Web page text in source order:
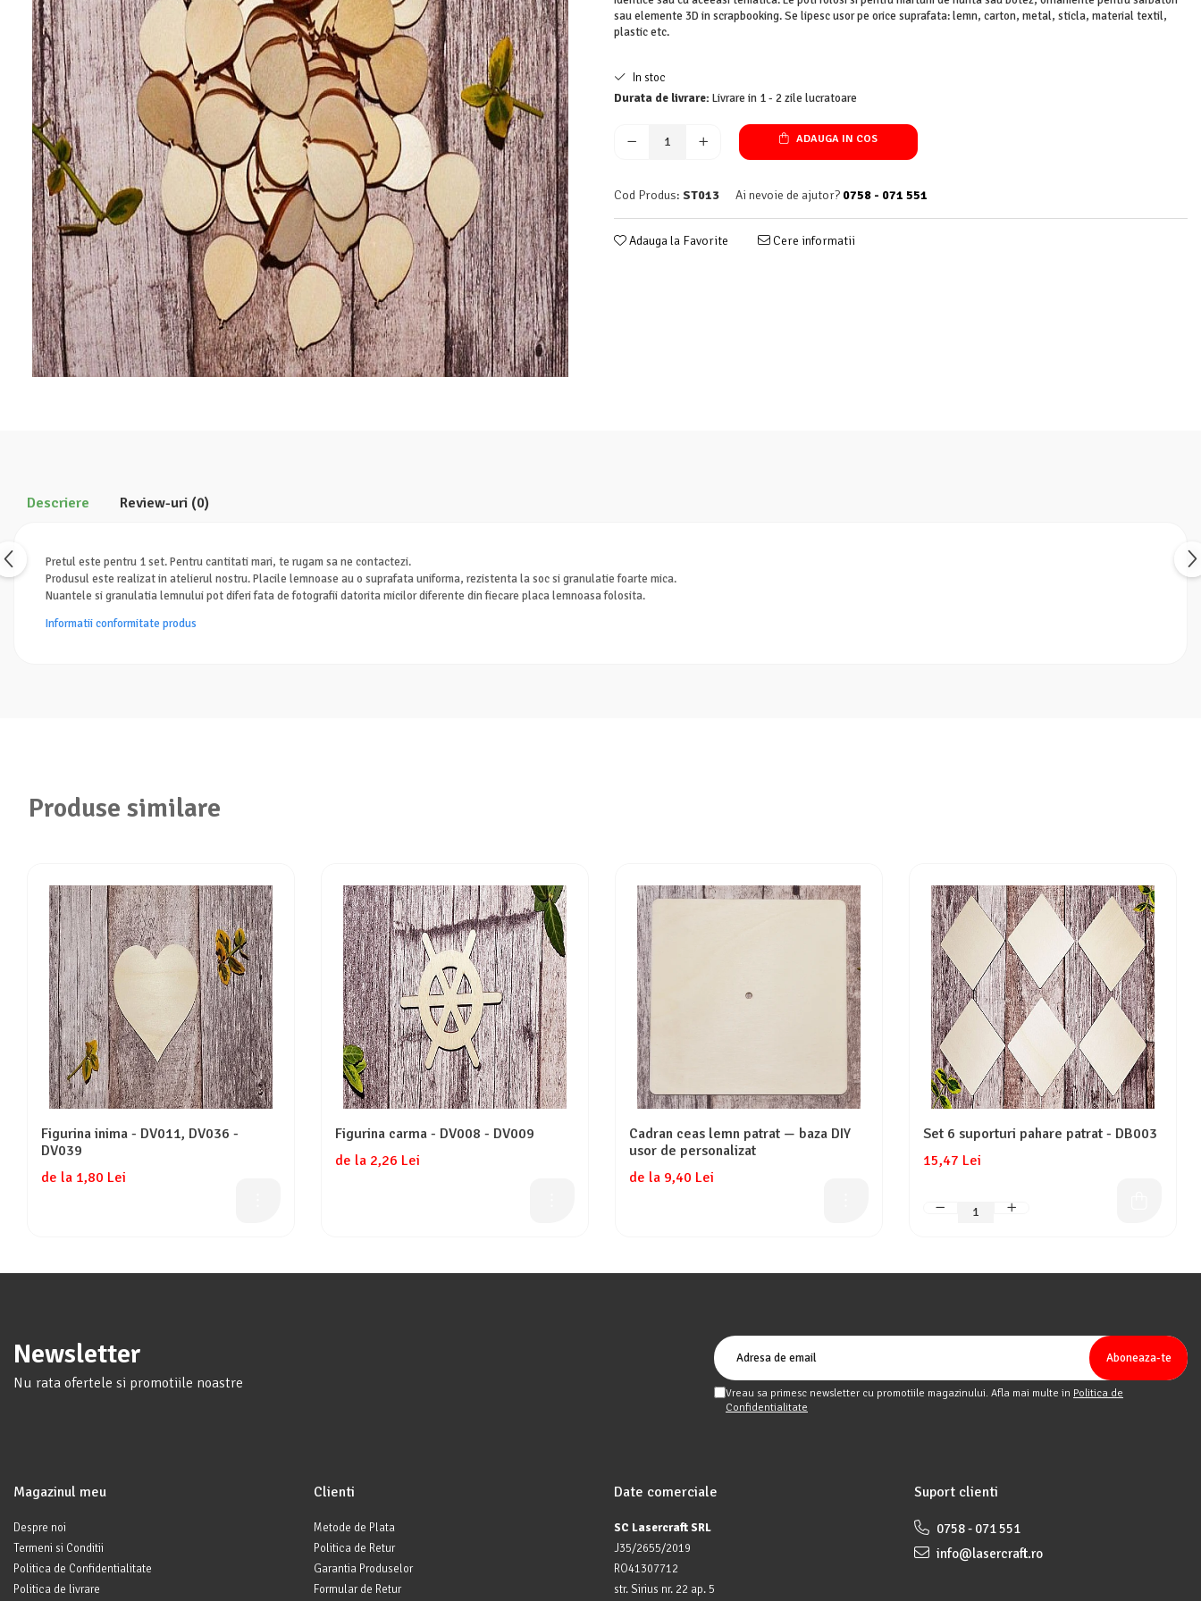
Mijloace de transport
Seturi figurine diverse
Forme vintage
Ornamente si scrapbooking
Scrapbooking
Placute
Rame foto
Suporturi decoupage, placute
pirogravura
sau elemente 3D in scrapbooking. Se lipesc usor pe orice suprafata: lemn, carton, metal, sticla, material textil,
plastic etc.
In stoc
Durata de livrare: Livrare in 1 - 2 zile lucratoare
ADAUGA IN COS
Cod Produs: ST013 Ai nevoie de ajutor? 0758 - 071 551
Adauga la Favorite Cere informatii
Descriere Review-uri (0)
Pretul este pentru 1 set. Pentru cantitati mari, te rugam sa ne contactezi.
Produsul este realizat in atelierul nostru. Placile lemnoase au o suprafata uniforma, rezistenta la soc si granulatie foarte mica.
Nuantele si granulatia lemnului pot diferi fata de fotografii datorita micilor diferente din fiecare placa lemnoasa folosita.
Informatii conformitate produs
Produse similare
Figurina inima - DV011, DV036 -
DV039
de la 1,80 Lei
Figurina carma - DV008 - DV009
de la 2,26 Lei
Cadran ceas lemn patrat — baza DIY
usor de personalizat
de la 9,40 Lei
Set 6 suporturi pahare patrat - DB003
15,47 Lei
Newsletter
Nu rata ofertele si promotiile noastre
Vreau sa primesc newsletter cu promotiile magazinului. Afla mai multe in Politica de
Confidentialitate
Magazinul meu
Despre noi
Termeni si Conditii
Politica de Confidentialitate
Politica de livrare
Clienti
Metode de Plata
Politica de Retur
Garantia Produselor
Formular de Retur
Date comerciale
SC Lasercraft SRL
J35/2655/2019
RO41307712
str. Sirius nr. 22 ap. 5
Suport clienti
0758 - 071 551
info@lasercraft.ro